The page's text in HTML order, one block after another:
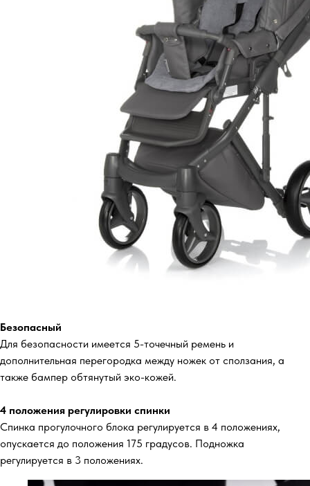
Безопасный
Для безопасности имеется 5-точечный ремень и
дополнительная перегородка между ножек от сползания, а
также бампер обтянутый эко-кожей.
4 положения регулировки спинки
Спинка прогулочного блока регулируется в 4 положениях,
опускается до положения 175 градусов. Подножка
регулируется в 3 положениях.